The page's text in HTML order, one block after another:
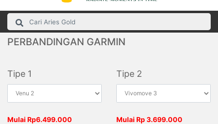
PERBANDINGAN GARMIN
Tipe 1 Tipe 2
Mulai Rp6.499.000 Mulai Rp 3.699.000